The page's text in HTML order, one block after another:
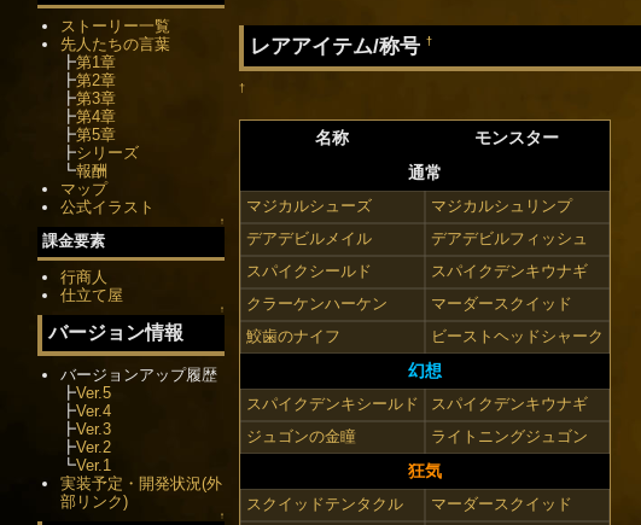
レアアイテム/称号 †
†
名称
モンスター
通常
マジカルシューズ
マジカルシュリンプ
デアデビルメイル
デアデビルフィッシュ
スパイクシールド
スパイクデンキウナギ
クラーケンハーケン
マーダースクイッド
鮫歯のナイフ
ビーストヘッドシャーク
幻想
スパイクデンキシールド
スパイクデンキウナギ
ジュゴンの金瞳
ライトニングジュゴン
狂気
スクイッドテンタクル
マーダースクイッド
ストーリー一覧
先人たちの言葉
┣第1章
┣第2章
┣第3章
┣第4章
┣第5章
┣シリーズ
┗報酬
マップ
公式イラスト
↑
課金要素
行商人
仕立て屋
↑
バージョン情報
バージョンアップ履歴
┣Ver.5
┣Ver.4
┣Ver.3
┣Ver.2
┗Ver.1
実装予定・開発状況(外
部リンク)
↑